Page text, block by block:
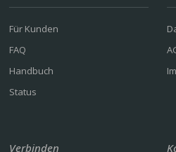
Für Kunden
FAQ
Handbuch
Status
Verbinden